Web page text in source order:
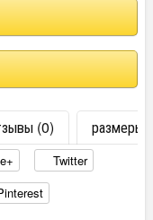
(0) размеры
Twitter